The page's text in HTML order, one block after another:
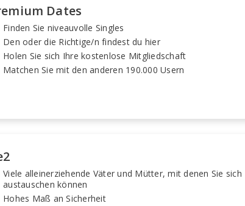
Dates
Finden Sie niveauvolle Singles
Den oder die Richtige/n findest du hier
Holen Sie sich Ihre kostenlose Mitgliedschaft
Matchen Sie mit den anderen 190.000 Usern
Viele alleinerziehende Väter und Mütter, mit denen Sie sich
austauschen können
Hohes Maß an Sicherheit